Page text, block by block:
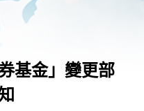
基金」變更部